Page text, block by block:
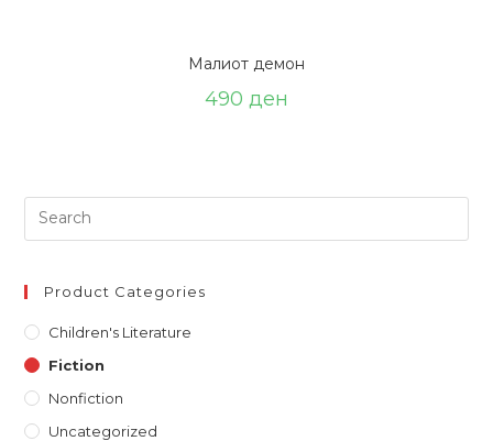
Малиот демон
490 ден
Search
Product Categories
Children's Literature
Fiction
Nonfiction
Uncategorized